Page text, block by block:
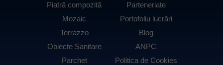
Parteneriate
Portofoliu lucrări
Blog
ANPC
Politica de Cookies
Piatră compozită
Mozaic
Terrazzo
Obiecte Sanitare
Parchet